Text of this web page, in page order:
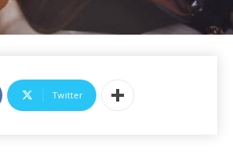
Twitter